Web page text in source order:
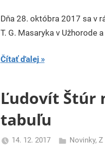
Dňa 28. októbra 2017 sa v
T. G. Masaryka v Užhorode
Čítať ďalej
Ľudovít Štúr
tabuľu
14. 12. 2017
Novinky, Z